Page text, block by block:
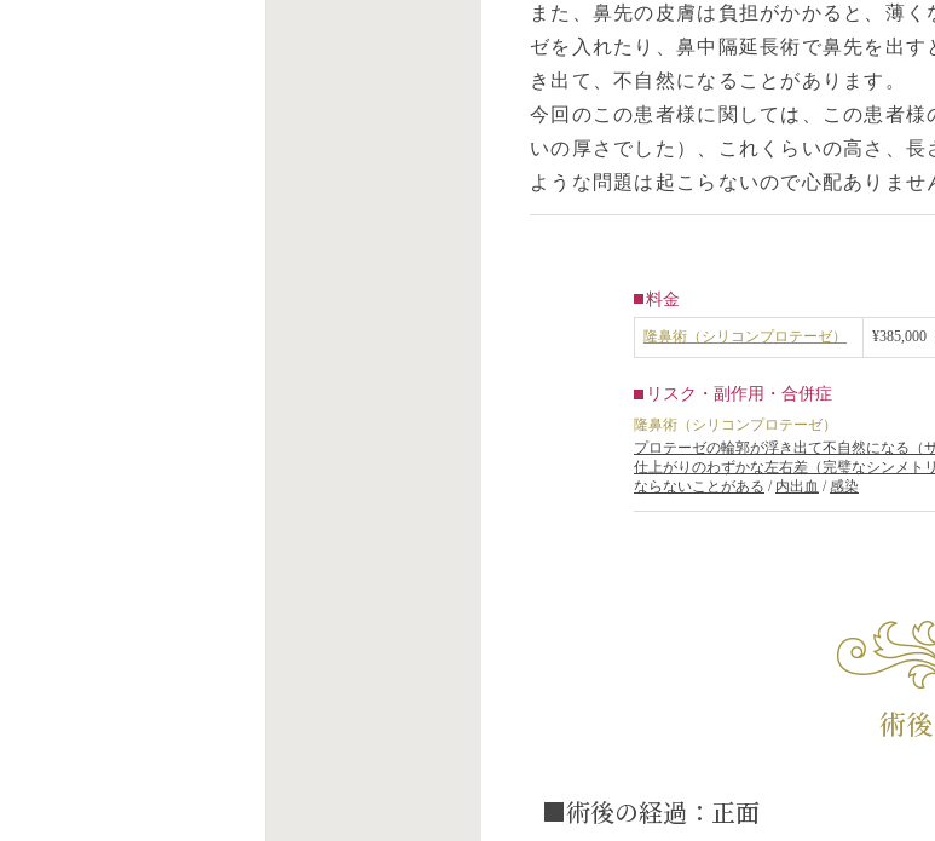
また、鼻先の皮膚は負担がかかると、薄
ゼを入れたり、鼻中隔延長術で鼻先を出
き出て、不自然になることがあります。
今回のこの患者様に関しては、この患者
いの厚さでした）、これくらいの高さ、
ような問題は起こらないので心配ありませ
料金
隆鼻術（シリコンプロテーゼ） ¥385,000
リスク・副作用・合併症
隆鼻術（シリコンプロテーゼ）
プロテーゼの輪郭が浮き出て不自然になる（
仕上がりのわずかな左右差（完璧なシンメト
ならないことがある / 内出血 /感染
術
■術後の経過：正面